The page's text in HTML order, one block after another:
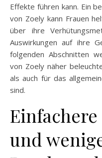
Effekte führen kann. Ein
von Zoely kann Frauen
über ihre
Auswirkungen auf ihre
folgenden Abschnitten
von Zoely näher
als auch für das
sind.
und